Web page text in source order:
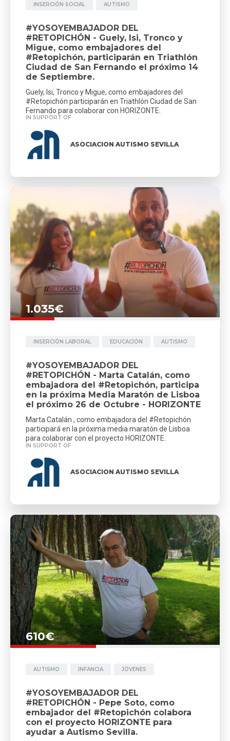
INSERCIÓN SOCIAL AUTISMO
#YOSOYEMBAJADOR DEL
#RETOPICHÓN - Guely, Isi, Tronco y
Migue, como embajadores del
#Retopichón, participarán en Triathlón
Ciudad de San Fernando el próximo 14
de Septiembre.
Guely, Isi, Tronco y Migue, como embajadores del
#Retopichón participarán en Triathlón Ciudad de San
Fernando para colaborar con HORIZONTE.
IN SUPPORT OF
ASOCIACION AUTISMO SEVILLA
1.035€
INSERCIÓN LABORAL EDUCACIÓN AUTISMO
#YOSOYEMBAJADOR DEL
#RETOPICHÓN - Marta Catalán, como
embajadora del #Retopichón, participa
en la próxima Media Maratón de Lisboa
el próximo 26 de Octubre - HORIZONTE
Marta Catalán , como embajadora del #Retopichón
participará en la próxima media maratón de Lisboa
para colaborar con el proyecto HORIZONTE.
IN SUPPORT OF
ASOCIACION AUTISMO SEVILLA
610€
AUTISMO INFANCIA JÓVENES
#YOSOYEMBAJADOR DEL
#RETOPICHÓN - Pepe Soto, como
embajador del #Retopichón colabora
con el proyecto HORIZONTE para
ayudar a Autismo Sevilla.